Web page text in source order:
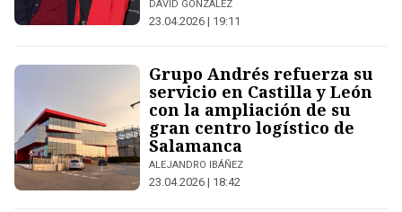
DAVID GONZÁLEZ
23.04.2026 | 19:11
Grupo Andrés refuerza su
servicio en Castilla y León
con la ampliación de su
gran centro logístico de
Salamanca
ALEJANDRO IBÁÑEZ
23.04.2026 | 18:42